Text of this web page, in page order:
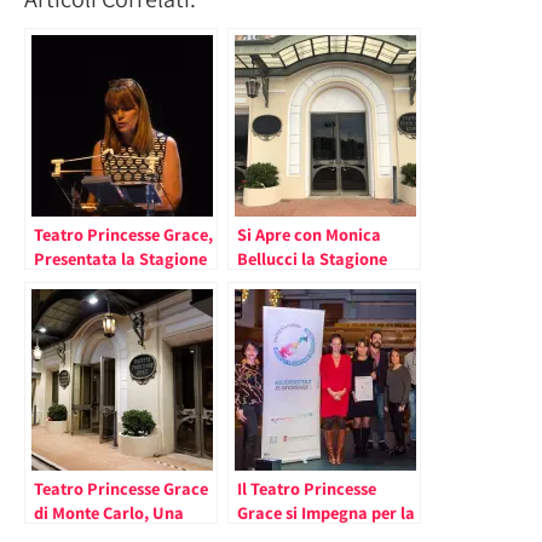
Teatro Princesse Grace,
Presentata la Stagione
Programma)
Si Apre con Monica
Bellucci la Stagione
Princesse Grace di
Monte Carlo
Teatro Princesse Grace
di Monte Carlo, Una
Il Teatro Princesse
Grace si Impegna per la